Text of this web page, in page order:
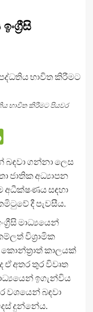
භාවිත කිරීමට පියවර
බඳවා ගන්නා ලෙස
ජාතික අධ්‍යාපන
අධීක්ෂණය සඳහා
දී පැවසීය.
මාධ්‍යයෙන්
විශ්‍රාමික
කාලයක්
ඒ අතර තුර විවෘත
ඉගැන්විය
වශයෙන් බඳවා
දුන්නේය.